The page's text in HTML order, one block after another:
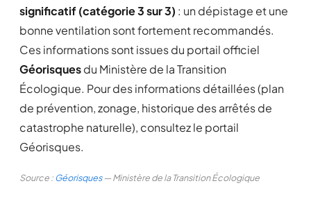
significatif (catégorie 3 sur 3) : un dépistage et une
bonne ventilation sont fortement recommandés.
Ces informations sont issues du portail officiel
Géorisquesdu Ministère de la Transition
Écologique. Pour des informations détaillées (plan
de prévention, zonage, historique des arrêtés de
catastrophe naturelle), consultez le portail
Géorisques.
Source :Géorisques— Ministère de la Transition Écologique